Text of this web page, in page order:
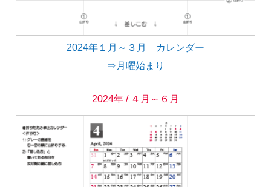
2024年１月～３月 カレンダー
⇒月曜始まり
2024年 / ４月～６月